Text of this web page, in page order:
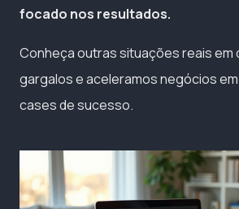
focado nos resultados.
Conheça outras situações reais em
gargalos e aceleramos negócios
cases de sucesso.